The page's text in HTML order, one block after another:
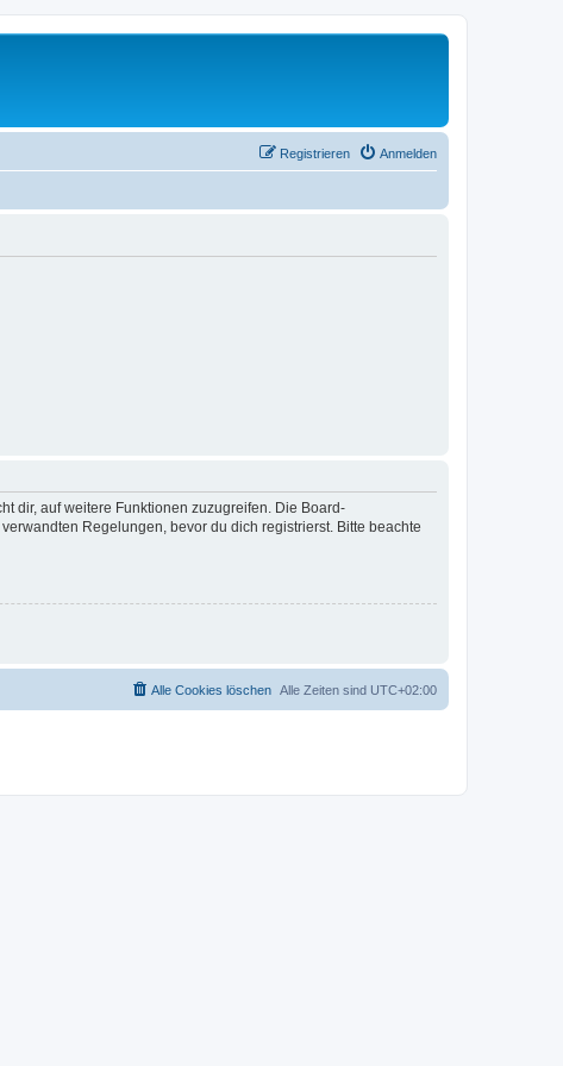
Anmelden
Registrieren
dir, auf weitere Funktionen zuzugreifen. Die Board-
Regelungen, bevor du dich registrierst. Bitte beachte
Alle Zeiten sind UTC+02:00
Alle Cookies löschen